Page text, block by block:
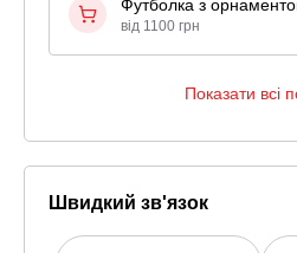
Футболка з
від 1100 грн
Показати всі
Швидкий зв'язок